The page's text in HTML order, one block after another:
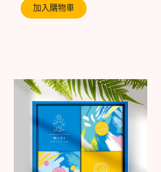
加入購物車